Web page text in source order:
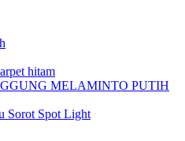
hitam
MELAMINTO PUTIH
Sorot Spot Light